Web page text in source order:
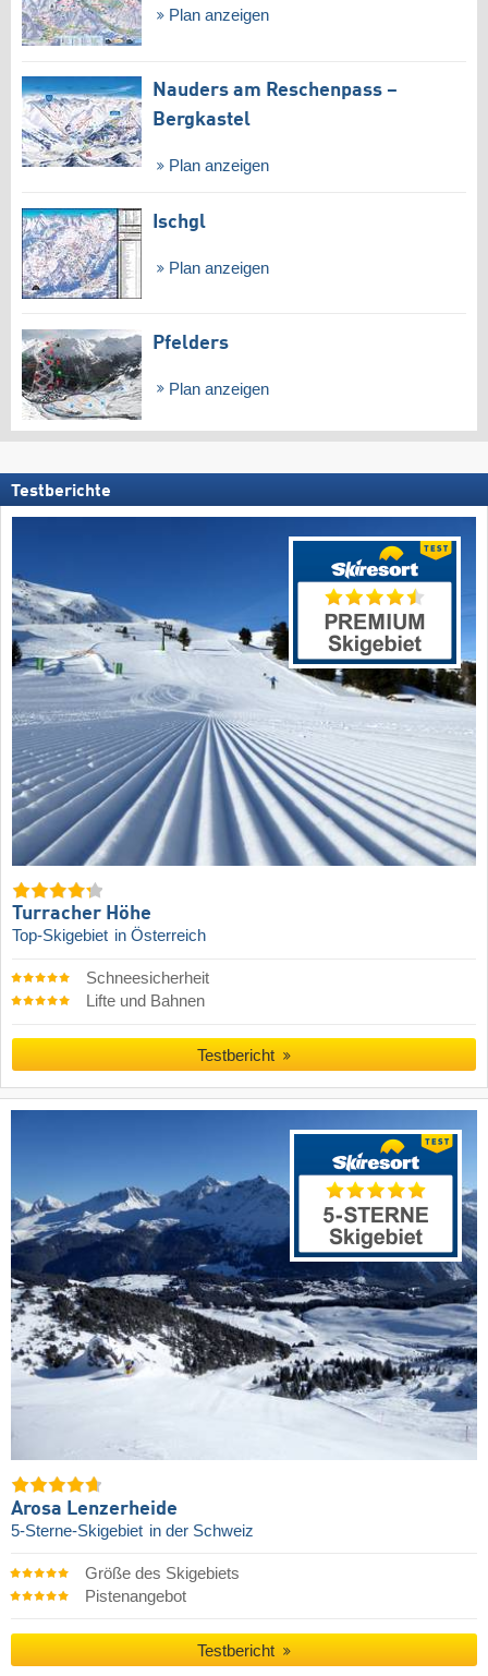
Plan anzeigen
Nauders am Reschenpass –
Bergkastel
Plan anzeigen
Ischgl
Plan anzeigen
Pfelders
Plan anzeigen
Testberichte
Turracher Höhe
Top-Skigebiet in Österreich
Schneesicherheit
Lifte und Bahnen
Testbericht
Arosa Lenzerheide
5-Sterne-Skigebiet in der Schweiz
Größe des Skigebiets
Pistenangebot
Testbericht